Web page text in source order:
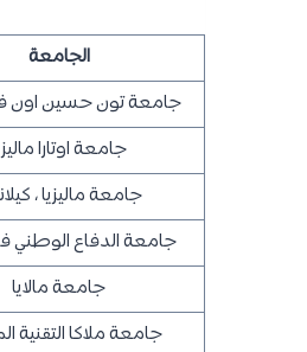
تكاليف المعيشة
بكل تأكيد تختلف تكاليف
والمعيشة في ماليزيا، كما
ايجار السكن.
تكلفة الطعام.
المواصلات.
الموافق الخاصة
والأدوات والمستلزمات